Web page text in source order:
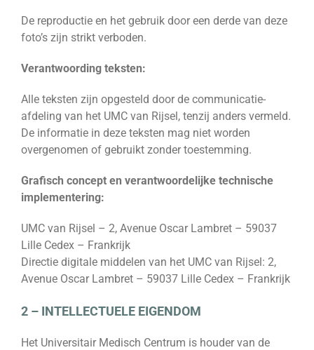
De reproductie en het gebruik door een derde van deze
foto’s zijn strikt verboden.
Verantwoording teksten:
Alle teksten zijn opgesteld door de communicatie-
afdeling van het UMC van Rijsel, tenzij anders vermeld.
De informatie in deze teksten mag niet worden
overgenomen of gebruikt zonder toestemming.
Grafisch concept en verantwoordelijke technische
implementering:
UMC van Rijsel – 2, Avenue Oscar Lambret – 59037
Lille Cedex – Frankrijk
Directie digitale middelen van het UMC van Rijsel: 2,
Avenue Oscar Lambret – 59037 Lille Cedex – Frankrijk
2 – INTELLECTUELE EIGENDOM
Het Universitair Medisch Centrum is houder van de